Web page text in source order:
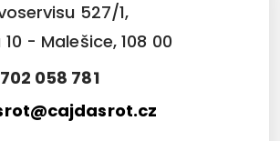
527/1,
- Malešice, 108 00
058 781